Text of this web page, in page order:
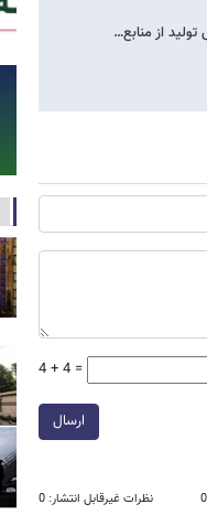
4 + 4 =
ارسال
نظرات غیرقابل انتشار: 0